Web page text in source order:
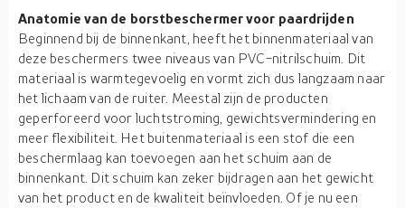
Anatomie van de borstbeschermer voor paardrijden
Beginnend bij de binnenkant, heeft het binnenmateriaal van
deze beschermers twee niveaus van PVC-nitrilschuim. Dit
materiaal is warmtegevoelig en vormt zich dus langzaam naar
het lichaam van de ruiter. Meestal zijn de producten
geperforeerd voor luchtstroming, gewichtsvermindering en
meer flexibiliteit. Het buitenmateriaal is een stof die een
beschermlaag kan toevoegen aan het schuim aan de
binnenkant. Dit schuim kan zeker bijdragen aan het gewicht
van het product en de kwaliteit beïnvloeden. Of je nu een